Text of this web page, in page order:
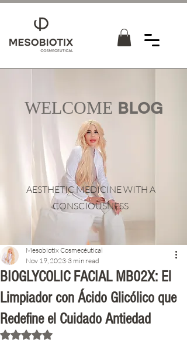
WELCOME BLOG
AESTHETIC MEDICINE WITH A
CONSCIOUSNESS
BIOGLYCOLIC FACIAL MB02X: El
Limpiador con Ácido Glicólico que
Redefine el Cuidado Antiedad
Mesobiotix Cosmecéutical
Nov 19, 2023 3 min read
Rated NaN out of 5 stars.